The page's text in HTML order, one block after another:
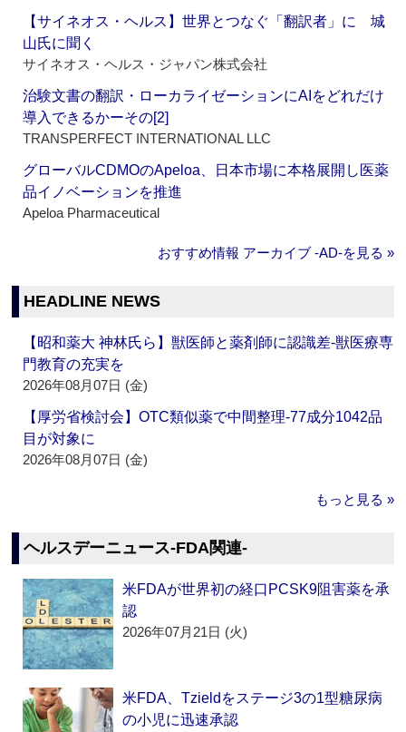
【サイネオス・ヘルス】世界とつなぐ「翻訳者」に 城
山氏に聞く
サイネオス・ヘルス・ジャパン株式会社
治験文書の翻訳・ローカライゼーションにAIをどれだけ
導入できるかーその[2]
TRANSPERFECT INTERNATIONAL LLC
グローバルCDMOのApeloa、日本市場に本格展開し医薬
品イノベーションを推進
Apeloa Pharmaceutical
おすすめ情報 アーカイブ ‐AD‐を見る »
HEADLINE NEWS
【昭和薬大 神林氏ら】獣医師と薬剤師に認識差‐獣医療専
門教育の充実を
2026年08月07日 (金)
【厚労省検討会】OTC類似薬で中間整理‐77成分1042品
目が対象に
2026年08月07日 (金)
もっと見る »
ヘルスデーニュース‐FDA関連‐
米FDAが世界初の経口PCSK9阻害薬を承
認
2026年07月21日 (火)
米FDA、Tzieldをステージ3の1型糖尿病
の小児に迅速承認